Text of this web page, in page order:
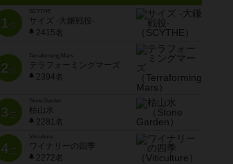
1位
SCYTHE
サイズ -大鎌戦役-
2415名
2位
Terraforming Mars
テラフォーミングマーズ
2394名
3位
Stone Garden
枯山水
2281名
4位
Viticulture
ワイナリーの四季
2272名